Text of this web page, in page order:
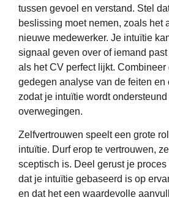
tussen gevoel en verstand. Stel
beslissing moet nemen, zoals het
nieuwe medewerker. Je intuïtie
signaal geven over of iemand
als het CV perfect lijkt. Combineer
gedegen analyse van de feiten en
zodat je intuïtie wordt
overwegingen.
Zelfvertrouwen speelt een grote
intuïtie. Durf erop te vertrouwen,
sceptisch is. Deel gerust je
dat je intuïtie gebaseerd is op
en dat het een waardevolle